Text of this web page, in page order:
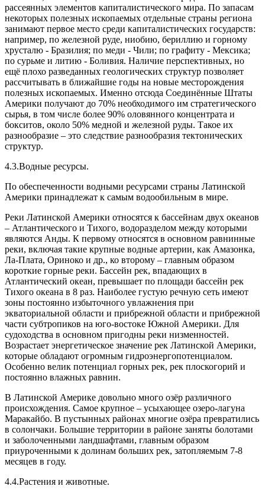
рассеянных элементов капиталистического мира. По запасам
некоторых полезных ископаемых отдельные страны региона
занимают первое место среди капиталистических государств:
например, по железной руде, ниобию, бериллию и горному
хрусталю - Бразилия; по меди - Чили; по графиту - Мексика;
по сурьме и литию - Боливия. Наличие перспективных, но
ещё плохо разведанных геологических структур позволяет
рассчитывать в ближайшие годы на новые месторождения
полезных ископаемых. Именно отсюда Соединённые Штаты
Америки получают до 70% необходимого им стратегического
сырья, в том числе более 90% оловянного концентрата и
бокситов, около 50% медной и железной руды. Такое их
разнообразие – это следствие разнообразия тектонических
структур.
4.3.Водные ресурсы.
По обеспеченности водными ресурсами страны Латинской
Америки принадлежат к самым водообильным в мире.
Реки Латинской Америки относятся к бассейнам двух океанов
– Атлантического и Тихого, водоразделом между которыми
являются Анды. К первому относятся в основном равнинные
реки, включая такие крупные водные артерии, как Амазонка,
Ла-Плата, Ориноко и др., ко второму – главным образом
короткие горные реки. Бассейн рек, впадающих в
Атлантический океан, превышает по площади бассейн рек
Тихого океана в 8 раз. Наиболее густую речную сеть имеют
зоны постоянно избыточного увлажнения при
экваториальной области и прибрежной области и прибрежной
части субтропиков на юго-востоке Южной Америки. Для
судоходства в основном пригодны реки низменностей.
Возрастает энергетическое значение рек Латинской Америки,
которые обладают огромным гидроэнергопотенциалом.
Особенно велик потенциал горных рек, рек плоскогорий и
постоянно влажных равнин.
В Латинской Америке довольно много озёр различного
происхождения. Самое крупное – усыхающее озеро-лагуна
Маракайбо. В пустынных районах многие озёра превратились
в солончаки. Большие территории в районе заняты болотами
и заболоченными ландшафтами, главным образом
приуроченными к долинам больших рек, затопляемым 7-8
месяцев в году.
4.4.Растения и животные.